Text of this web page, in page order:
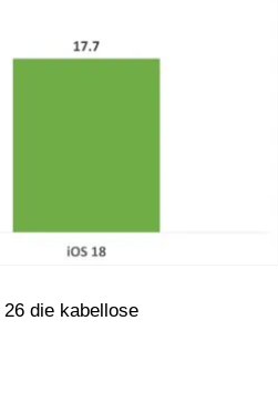
die kabellose